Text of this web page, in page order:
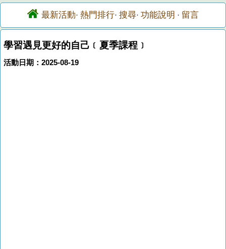
最新活動· 熱門排行· 搜尋· 功能說明 · 留言
學習遇見更好的自己﹝夏季課程﹞
活動日期：2025-08-19